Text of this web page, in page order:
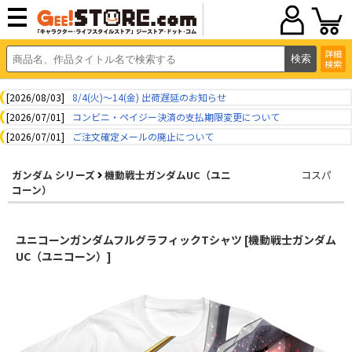
詳細
検索
[2026/08/03]
8/4(火)～14(金) 出荷遅延のお知らせ
[2026/07/01]
コンビニ・ペイジー決済の支払期限変更について
[2026/07/01]
ご注文確定メールの廃止について
ガンダム シリーズ
機動戦士ガンダムUC（ユニ
コーン）
コスパ
ユニコーンガンダムフルグラフィックTシャツ [機動戦士ガンダム
UC（ユニコーン）]